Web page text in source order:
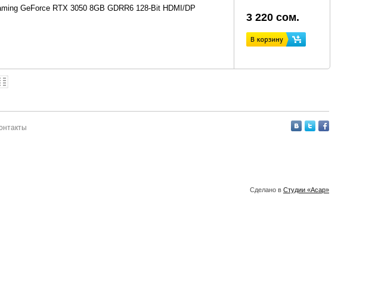
GeForce RTX 3050 8GB GDRR6 128-Bit HDMI/DP
3 220 сом.
Сделано в Студии «Асар»